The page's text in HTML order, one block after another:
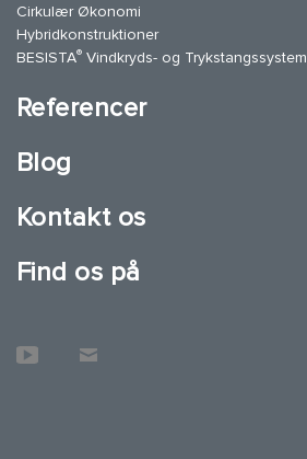
Cirkulær Økonomi
Hybridkonstruktioner
BESISTA® Vindkryds- og Trykstangssystem
Referencer
Blog
Kontakt os
Find os på